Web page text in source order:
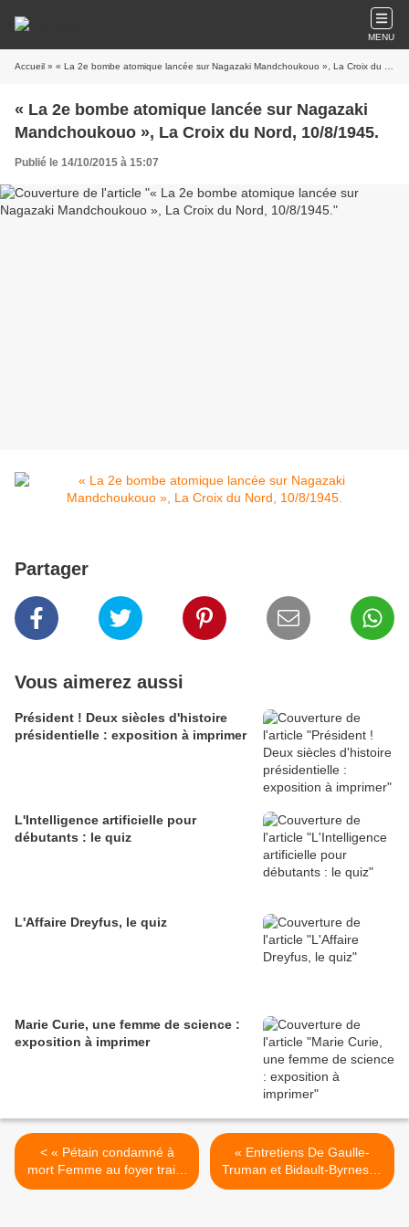
MENU
Accueil » « La 2e bombe atomique lancée sur Nagazaki Mandchoukouo », La Croix du Nord, 10/8/1945.
« La 2e bombe atomique lancée sur Nagazaki
Mandchoukouo », La Croix du Nord, 10/8/1945.
Publié le 14/10/2015 à 15:07
Partager
Vous aimerez aussi
Président ! Deux siècles d'histoire
présidentielle : exposition à imprimer
L'Intelligence artificielle pour
débutants : le quiz
L'Affaire Dreyfus, le quiz
Marie Curie, une femme de science :
exposition à imprimer
< « Pétain condamné à
mort Femme au foyer traité
sino-soviétique japon », La
« Entretiens De Gaulle-
Truman et Bidault-Byrnes »,
La Croix du Nord,